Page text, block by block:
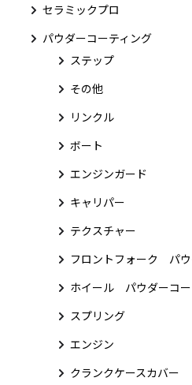
セラミックプロ
パウダーコーティング
ステップ
その他
リンクル
ボート
エンジンガード
キャリパー
テクスチャー
フロントフォーク パ
ホイール パウダーコ
スプリング
エンジン
クランクケースカバー